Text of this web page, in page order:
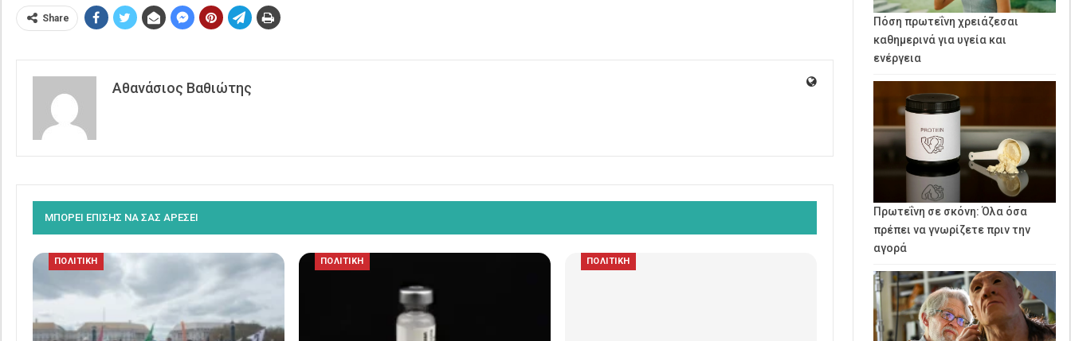
Share
Αθανάσιος Βαθιώτης
ΜΠΟΡΕΙ ΕΠΙΣΗΣ ΝΑ ΣΑΣ ΑΡΕΣΕΙ
ΠΟΛΙΤΙΚΗ ΠΟΛΙΤΙΚΗ ΠΟΛΙΤΙΚΗ
Πόση πρωτεΐνη χρειάζεσαι
καθημερινά για υγεία και
ενέργεια
Πρωτεΐνη σε σκόνη: Όλα όσα
πρέπει να γνωρίζετε πριν την
αγορά